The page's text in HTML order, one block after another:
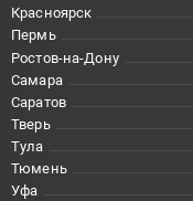
Красноярск
Пермь
Ростов-на-Дону
Самара
Саратов
Тверь
Тула
Тюмень
Уфа